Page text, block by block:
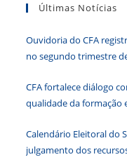
o
o
k
n
Últimas Notícias
Ouvidoria do CFA
no segundo trimestre
CFA fortalece diálogo
qualidade da formação
Calendário Eleitoral do
julgamento dos